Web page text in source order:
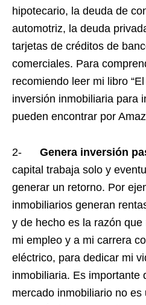
hipotecario, la deuda de
automotriz, la deuda
tarjetas de créditos de
comerciales. Para
recomiendo leer mi libro
inversión inmobiliaria para
pueden encontrar por
2- Genera inversión
capital trabaja solo y
generar un retorno. Por
inmobiliarios generan
y de hecho es la razón
mi empleo y a mi carrera
eléctrico, para dedicar mi
inmobiliaria. Es importante
mercado inmobiliario no